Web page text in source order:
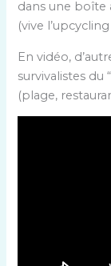
dans une boîte
(vive l’upcycling
En vidéo,
survivalistes du
(plage,